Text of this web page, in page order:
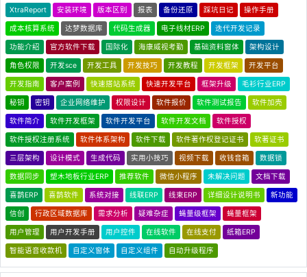
XtraReport 安装环境 版本区别 报表 备份还原 踩坑日记 操作手册
成本核算系统 达梦数据库 代码生成器 电子线材ERP 迭代开发记录
功能介绍 官方软件下载 国际化 海康威视考勤 基础资料窗体 架构设计
角色权限 开发sce 开发工具 开发技巧 开发教程 开发框架 开发平台
开发指南 客户案例 快速搭站系统 快速开发平台 框架升级 毛衫行业ERP
秘钥 密钥 企业网络维护 权限设计 软件报价 软件测试报告 软件加壳
软件简介 软件开发框架 软件开发平台 软件开发文档 软件授权
软件授权注册系统 软件体系架构 软件下载 软件著作权登记证书 软著证书
三层架构 设计模式 生成代码 实用小技巧 视频下载 收钱音箱 数据锁
数据同步 塑木地板行业ERP 推荐软件 微信小程序 未解决问题 文档下载
喜鹊ERP 喜鹊软件 系统对接 线联ERP 线束ERP 详细设计说明书 新功能
信创 行政区域数据库 需求分析 疑难杂症 蝇量级框架 蝇量框架
用户管理 用户开发手册 用户控件 在线软件 在线支付 纸箱ERP
智能语音收款机 自定义窗体 自定义组件 自动升级程序